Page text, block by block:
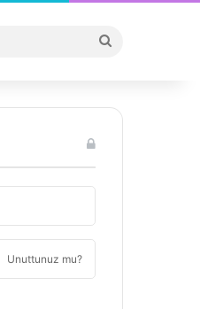
...
Unuttunuz mu?